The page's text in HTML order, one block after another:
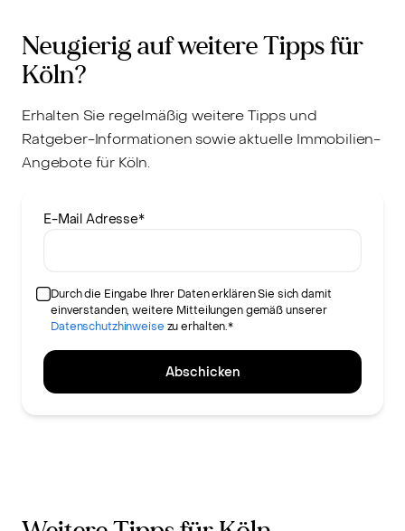
Neugierig auf weitere Tipps für
Köln?
Erhalten Sie regelmäßig weitere Tipps und
Ratgeber-Informationen sowie aktuelle Immobilien-
Angebote für Köln.
E-Mail Adresse*
Durch die Eingabe Ihrer Daten erklären Sie sich damit
einverstanden, weitere Mitteilungen gemäß unserer
Datenschutzhinweise zu erhalten.*
Abschicken